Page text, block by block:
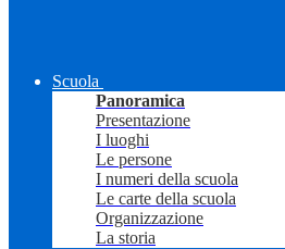
Scuola
Panoramica
Presentazione
I luoghi
Le persone
I numeri della scuola
Le carte della scuola
Organizzazione
La storia